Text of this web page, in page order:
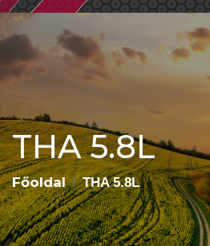
THA 5.8L
Főoldal THA 5.8L